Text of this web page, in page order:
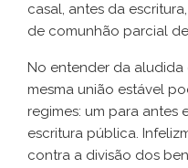
casal, antes da
de comunhão parcial
No entender da
mesma união estável
regimes: um para antes
escritura pública.
contra a divisão dos